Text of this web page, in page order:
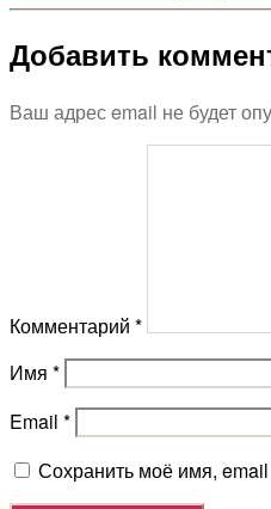
Добавить
Ваш адрес email не будет
Комментарий *
Имя *
Email *
Сохранить моё имя,